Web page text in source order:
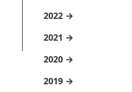
2022
2021
2020
2019